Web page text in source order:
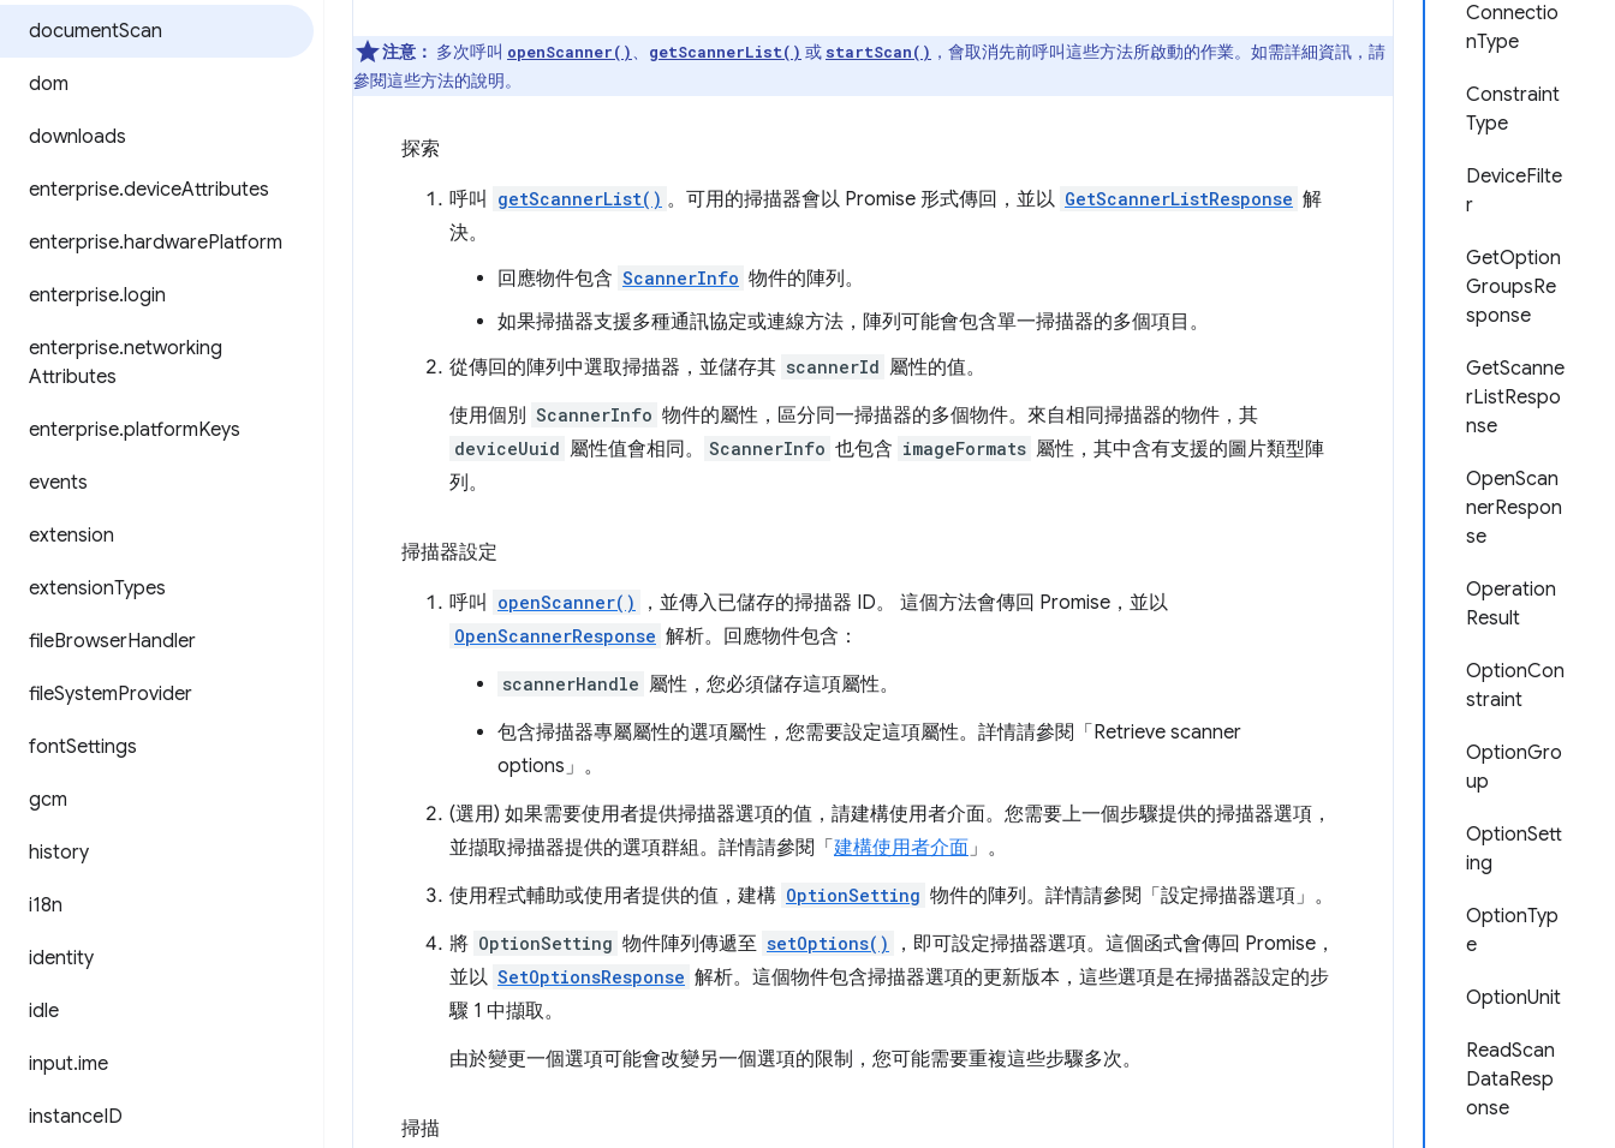
documentScan
dom
downloads
enterprise.deviceAttributes
enterprise.hardwarePlatform
enterprise.login
enterprise.networking
Attributes
enterprise.platformKeys
events
extension
extensionTypes
fileBrowserHandler
fileSystemProvider
fontSettings
gcm
history
i18n
identity
idle
input.ime
instanceID
Connectio
nType
Constraint
Type
DeviceFilte
r
GetOption
GroupsRe
sponse
GetScanne
rListRespo
nse
OpenScan
nerRespon
se
Operation
Result
OptionCon
straint
OptionGro
up
OptionSett
ing
OptionTyp
e
OptionUnit
ReadScan
DataResp
onse
注意： 多次呼叫 openScanner()、 getScannerList() 或 startScan() ，會取消先前呼叫這些方法所啟動的作業。如需詳細資訊，請
參閱這些方法的說明。
探索
呼叫 getScannerList() 。可用的掃描器會以 Promise 形式傳回，並以 GetScannerListResponse 解
決。
回應物件包含 ScannerInfo 物件的陣列。
如果掃描器支援多種通訊協定或連線方法，陣列可能會包含單一掃描器的多個項目。
從傳回的陣列中選取掃描器，並儲存其 scannerId 屬性的值。
使用個別 ScannerInfo 物件的屬性，區分同一掃描器的多個物件。來自相同掃描器的物件，其
deviceUuid 屬性值會相同。 ScannerInfo 也包含 imageFormats 屬性，其中含有支援的圖片類型陣
列。
掃描器設定
呼叫 openScanner() ，並傳入已儲存的掃描器 ID。 這個方法會傳回 Promise，並以
OpenScannerResponse 解析。回應物件包含：
scannerHandle 屬性，您必須儲存這項屬性。
包含掃描器專屬屬性的選項屬性，您需要設定這項屬性。詳情請參閱「Retrieve scanner
options」。
(選用) 如果需要使用者提供掃描器選項的值，請建構使用者介面。您需要上一個步驟提供的掃描器選項，
並擷取掃描器提供的選項群組。詳情請參閱「 建構使用者介面」。
使用程式輔助或使用者提供的值，建構 OptionSetting 物件的陣列。詳情請參閱「設定掃描器選項」。
將 OptionSetting 物件陣列傳遞至 setOptions()
，即可設定掃描器選項。這個函式會傳回 Promise，
並以 SetOptionsResponse 解析。這個物件包含掃描器選項的更新版本，這些選項是在掃描器設定的步
驟 1 中擷取。
由於變更一個選項可能會改變另一個選項的限制，您可能需要重複這些步驟多次。
掃描